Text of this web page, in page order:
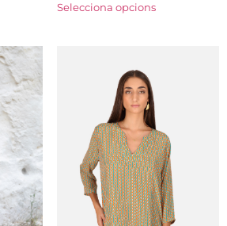
Selecciona opcions